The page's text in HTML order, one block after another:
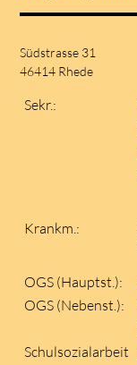
Südstrasse 31
46414 Rhede
Sekr.:
Krankm.:
OGS (Hauptst.):
OGS (Nebenst.):
Schulsozialarbeit